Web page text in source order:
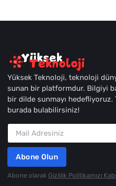
Yüksek Teknoloji, teknoloji
sunan bir platformdur. Bilgiyi
bir dilde sunmayı
burada bulabilirsiniz!
Abone Olun
Abone olarak Gizlilik Politikamızı